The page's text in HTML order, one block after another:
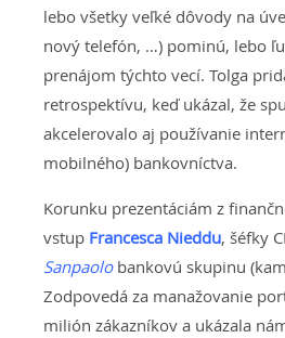
lebo všetky veľké dôvody na
nový telefón, …) pominú, lebo
prenájom týchto vecí. Tolga
retrospektívu, keď ukázal, že
akcelerovalo aj používanie
mobilného) bankovníctva.
Korunku prezentáciám z
vstup Francesca Nieddu, šéfky
Sanpaolobankovú skupinu
Zodpovedá za manažovanie
milión zákazníkov a ukázala